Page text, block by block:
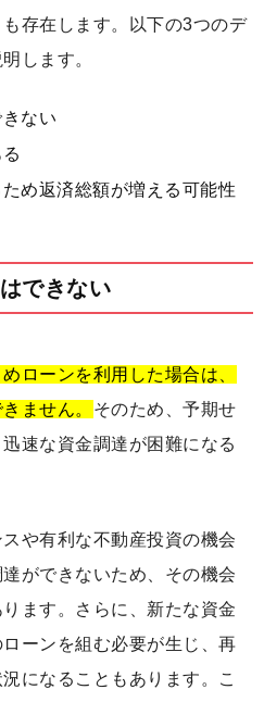
存在します。以下の3つのデ
します。
ない
め返済総額が増える可能性
できない
ローンを利用した場合は、
ません。 そのため、予期せ
速な資金調達が困難になる
や有利な不動産投資の機会
ができないため、その機会
ます。さらに、新たな資金
ーンを組む必要が生じ、再
になることもあります。こ